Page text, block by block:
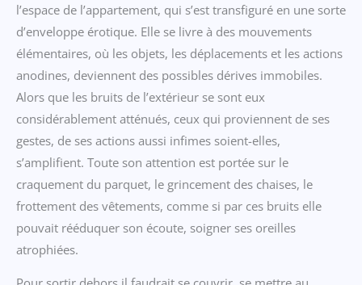
l’espace de l’appartement, qui s’est transfiguré en une sorte
d’enveloppe érotique. Elle se livre à des mouvements
élémentaires, où les objets, les déplacements et les actions
anodines, deviennent des possibles dérives immobiles.
Alors que les bruits de l’extérieur se sont eux
considérablement atténués, ceux qui proviennent de ses
gestes, de ses actions aussi infimes soient-elles,
s’amplifient. Toute son attention est portée sur le
craquement du parquet, le grincement des chaises, le
frottement des vêtements, comme si par ces bruits elle
pouvait rééduquer son écoute, soigner ses oreilles
atrophiées.